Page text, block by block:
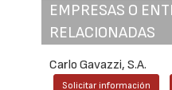
EMPRESAS O
RELACIONADAS
Carlo Gavazzi, S.A.
Solicitar información